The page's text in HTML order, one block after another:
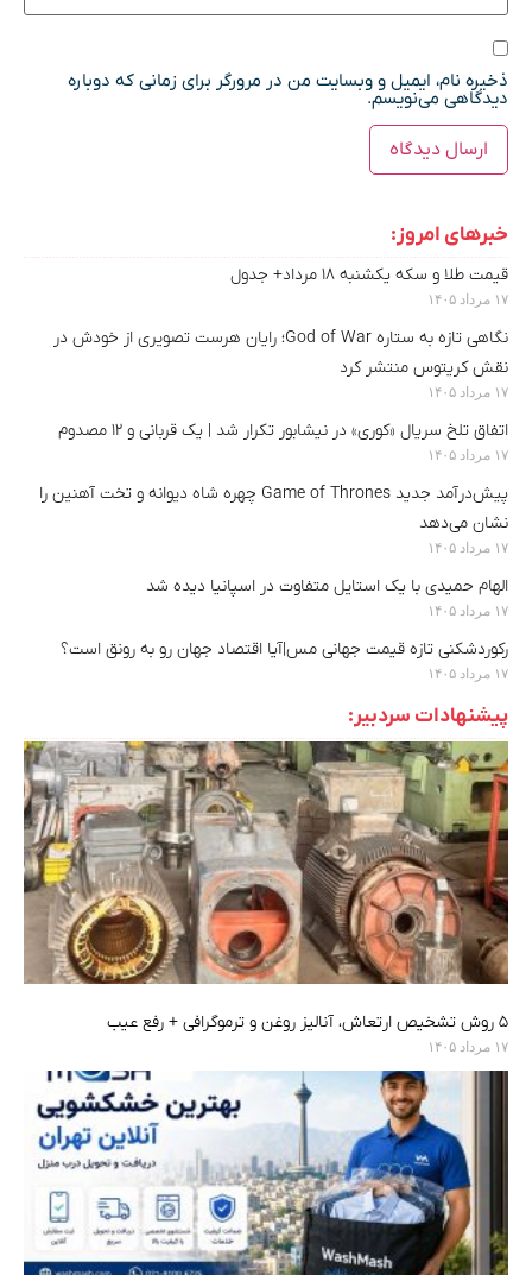
ذخیره نام، ایمیل و وبسایت من در مرورگر برای زمانی که دوباره
دیدگاهی می‌نویسم.
خبرهای امروز:
قیمت طلا و سکه یکشنبه ۱۸ مرداد+ جدول
۱۷ مرداد ۱۴۰۵
نگاهی تازه به ستاره God of War؛ رایان هرست تصویری از خودش در
نقش کریتوس منتشر کرد
۱۷ مرداد ۱۴۰۵
اتفاق تلخ سریال «کوری» در نیشابور تکرار شد | یک قربانی و ۱۲ مصدوم
۱۷ مرداد ۱۴۰۵
پیش‌درآمد جدید Game of Thrones چهره شاه دیوانه و تخت آهنین را
نشان می‌دهد
۱۷ مرداد ۱۴۰۵
الهام حمیدی با یک استایل متفاوت در اسپانیا دیده شد
۱۷ مرداد ۱۴۰۵
رکوردشکنی تازه قیمت جهانی مس|آیا اقتصاد جهان رو به رونق است؟
۱۷ مرداد ۱۴۰۵
پیشنهادات سردبیر:
۵ روش تشخیص ارتعاش، آنالیز روغن و ترموگرافی + رفع عیب
۱۷ مرداد ۱۴۰۵